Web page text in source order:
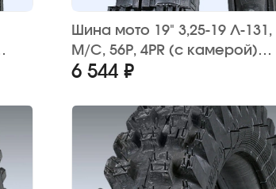
Шина мото 19" 3,25-19 Л-131,
M/C, 56P, 4PR (с камерой)
"ПЕТРОШИНА" Иж-49, 56, Урал,
6 544 ₽